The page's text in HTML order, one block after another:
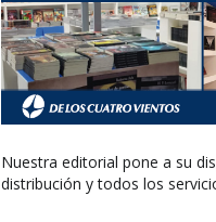
Nuestra editorial pone a su
distribución y todos los